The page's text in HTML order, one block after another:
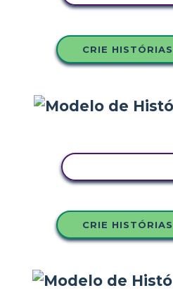
CRIE
CRIE